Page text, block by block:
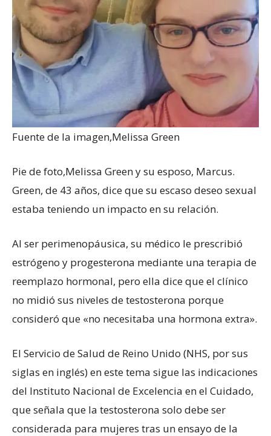
Fuente de la imagen,Melissa Green
Pie de foto,Melissa Green y su esposo, Marcus.
Green, de 43 años, dice que su escaso deseo sexual
estaba teniendo un impacto en su relación.
Al ser perimenopáusica, su médico le prescribió
estrógeno y progesterona mediante una terapia de
reemplazo hormonal, pero ella dice que el clínico
no midió sus niveles de testosterona porque
consideró que «no necesitaba una hormona extra».
El Servicio de Salud de Reino Unido (NHS, por sus
siglas en inglés) en este tema sigue las indicaciones
del Instituto Nacional de Excelencia en el Cuidado,
que señala que la testosterona solo debe ser
considerada para mujeres tras un ensayo de la